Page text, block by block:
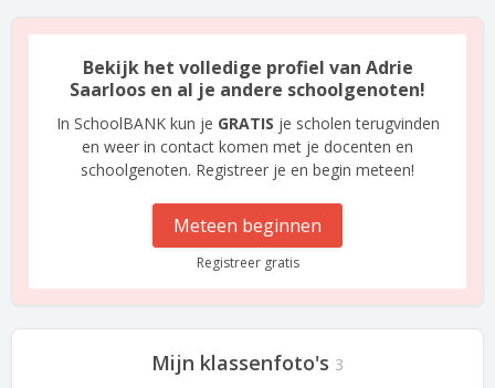
Bekijk het volledige profiel van Adrie
Saarloos en al je andere schoolgenoten!
In SchoolBANK kun je GRATIS je scholen terugvinden
en weer in contact komen met je docenten en
schoolgenoten. Registreer je en begin meteen!
Meteen beginnen
Registreer gratis
Mijn klassenfoto's 3